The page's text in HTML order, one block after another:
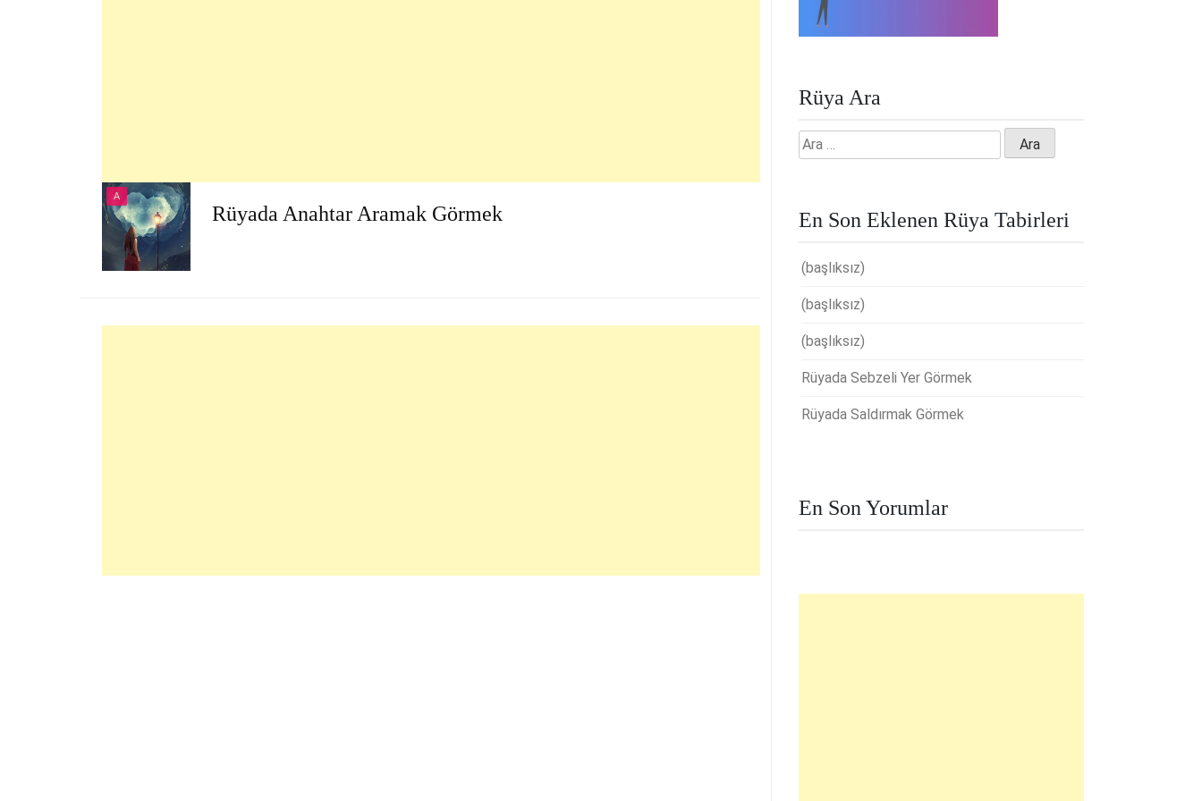
A
Rüyada Anahtar Aramak Görmek
Rüya Ara
Arama:
En Son Eklenen Rüya Tabirleri
(başlıksız)
(başlıksız)
(başlıksız)
Rüyada Sebzeli Yer Görmek
Rüyada Saldırmak Görmek
En Son Yorumlar